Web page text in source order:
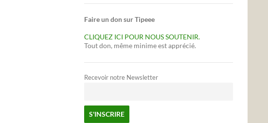
Faire un don sur Tipeee
CLIQUEZ ICI POUR NOUS SOUTENIR.
Tout don, même minime est apprécié.
Recevoir notre Newsletter